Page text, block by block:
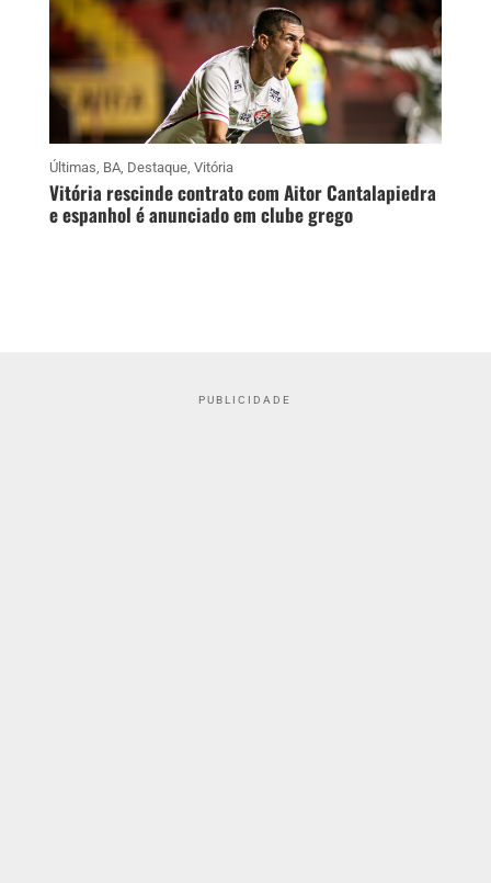
Últimas, BA, Destaque, Vitória
Vitória rescinde contrato com Aitor Cantalapiedra
e espanhol é anunciado em clube grego
PUBLICIDADE